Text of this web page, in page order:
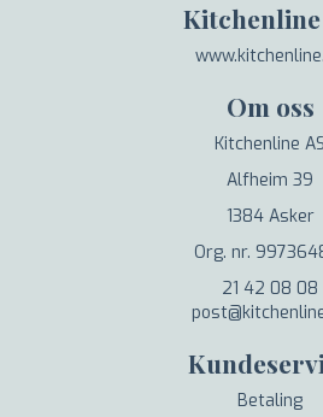
Kitchenline
Om oss
Kitchenline AS
Alfheim 39
1384 Asker
Org. nr.
21 42 08 08
Betaling